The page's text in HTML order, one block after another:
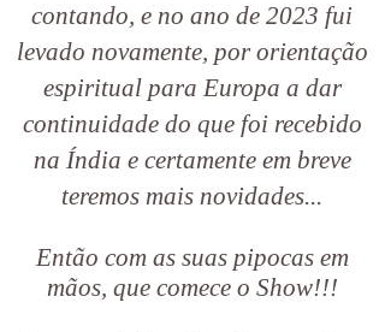
contando, e no ano de 2023 fui
levado novamente, por orientação
espiritual para Europa a dar
continuidade do que foi recebido
na Índia e certamente em breve
teremos mais novidades...
Então com as suas pipocas em
mãos, que comece o Show!!!